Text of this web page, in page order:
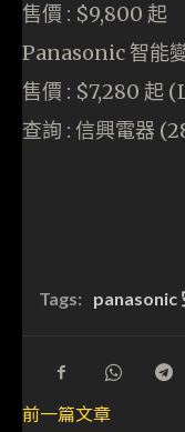
售價 : $9,800 起
Panasonic 智能
售價 : $7,280 起
查詢 : 信興電器
Tags: panasonic
前一篇文章